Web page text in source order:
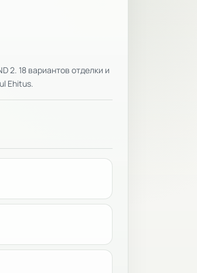
2. 18 вариантов отделки и
Ehitus.